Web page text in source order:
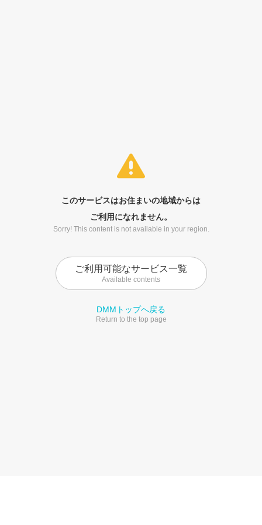
このサービスはお住まいの地域からは
ご利用になれません。
Sorry! This content is not available in your region.
ご利用可能なサービス一覧
Available contents
DMMトップへ戻る
Return to the top page